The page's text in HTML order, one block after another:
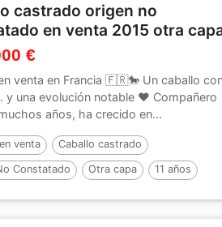
castrado origen no
en venta 2015 otra
€
venta en Francia 🇫🇷🐎 Un caballo
y una evolución notable ❤️ Compañero
años, ha crecido en...
venta Caballo castrado
Constatado Otra capa 11 años